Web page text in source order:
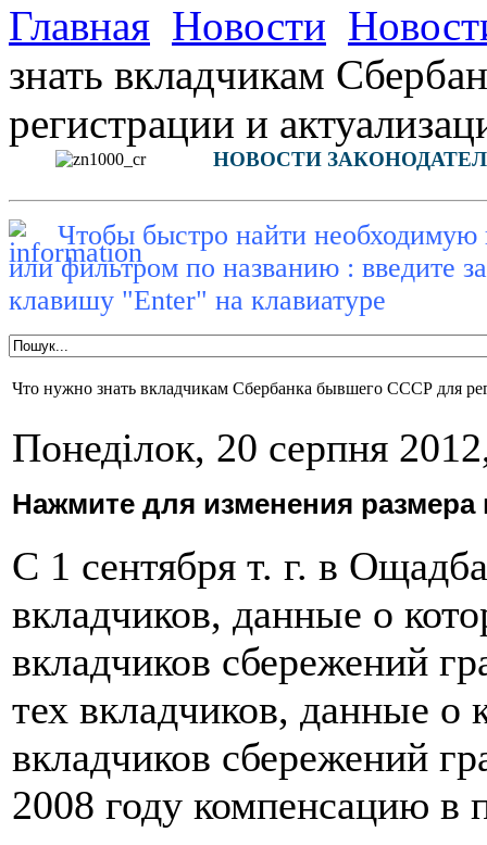
Главная Новости
знать вкладчикам
регистрации и
НОВОСТИ
Чтобы быстро найти необходимую
или фильтром по названию : введите
клавишу "Enter" на клавиатуре
Что нужно знать вкладчикам Сбербанка бывшего СССР для
Понеділок, 20 серпня
Нажмите для изменения
С 1 сентября т. г. в
вкладчиков, данные о
вкладчиков сбережений
тех вкладчиков, данные о
вкладчиков сбережений
2008 году компенсацию в